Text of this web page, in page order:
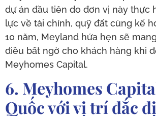
dự án đầu tiên do đơn vị này thực
lực về tài chính, quỹ đất cùng kế
10 năm, Meyland hứa hẹn sẽ
điều bất ngờ cho khách hàng khi
Meyhomes Capital.
6. Meyhomes
Quốc với vị trí đắc